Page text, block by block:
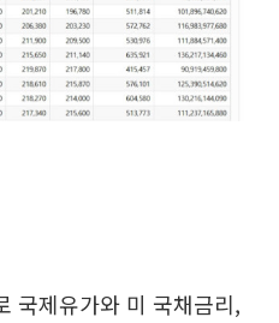
국제유가와 미 국채금리,